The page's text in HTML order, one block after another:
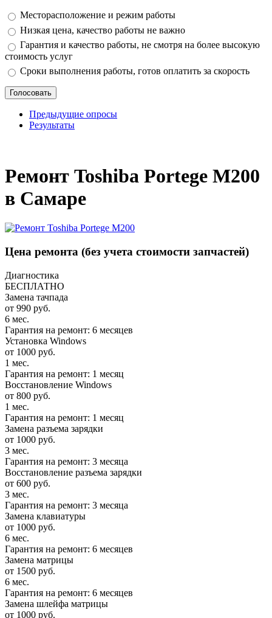
Варианты
Месторасположение и режим работы
Низкая цена, качество работы не важно
Гарантия и качество работы, не смотря на более высокую
стоимость услуг
Сроки выполнения работы, готов оплатить за скорость
Предыдущие опросы
Результаты
Ремонт Toshiba Portege M200
в Самаре
Цена ремонта (без учета стоимости запчастей)
Диагностика
БЕСПЛАТНО
Замена тачпада
от 990 руб.
6 мес.
Гарантия на ремонт: 6 месяцев
Установка Windows
от 1000 руб.
1 мес.
Гарантия на ремонт: 1 месяц
Восстановление Windows
от 800 руб.
1 мес.
Гарантия на ремонт: 1 месяц
Замена разъема зарядки
от 1000 руб.
3 мес.
Гарантия на ремонт: 3 месяца
Восстановление разъема зарядки
от 600 руб.
3 мес.
Гарантия на ремонт: 3 месяца
Замена клавиатуры
от 1000 руб.
6 мес.
Гарантия на ремонт: 6 месяцев
Замена матрицы
от 1500 руб.
6 мес.
Гарантия на ремонт: 6 месяцев
Замена шлейфа матрицы
от 1000 руб.